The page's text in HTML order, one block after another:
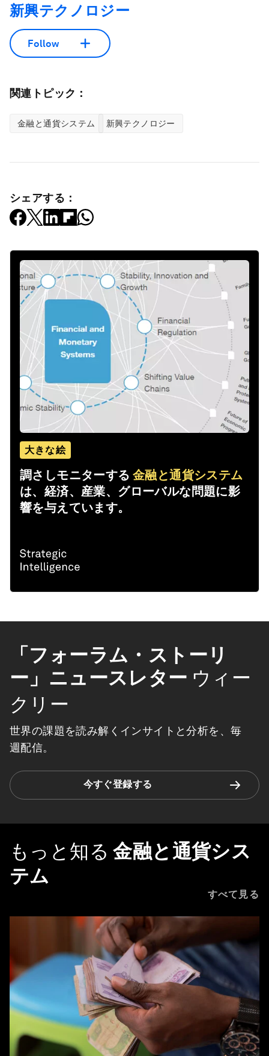
新興テクノロジー
Follow
関連トピック：
金融と通貨システム 新興テクノロジー
シェアする：
大きな絵
調さしモニターする 金融と通貨システム
は、経済、産業、グローバルな問題に影
響を与えています。
「フォーラム・ストーリ
ー」ニュースレター ウィー
クリー
世界の課題を読み解くインサイトと分析を、毎
週配信。
今すぐ登録する
もっと知る 金融と通貨シス
テム
すべて見る